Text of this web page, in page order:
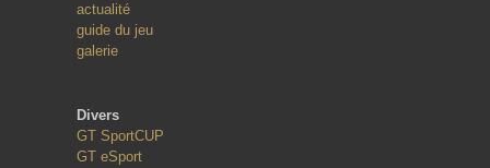
actualité
guide du jeu
galerie
Divers
GT SportCUP
GT eSport